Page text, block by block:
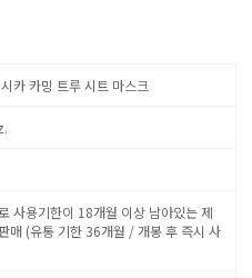
카 카밍 트루 시트 마스크
사용기한이 18개월 이상 남아있는 제
매 (유통 기한 36개월 / 개봉 후 즉시 사